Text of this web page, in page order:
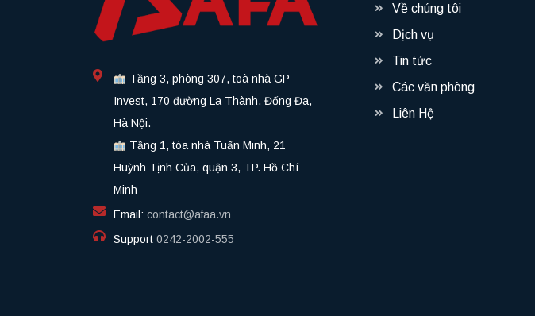
Tầng 3, phòng 307, toà nhà GP
Invest, 170 đường La Thành, Đống Đa,
Hà Nội.
Tầng 1, tòa nhà Tuấn Minh, 21
Huỳnh Tịnh Của, quận 3, TP. Hồ Chí
Minh
Email: contact@afaa.vn
Support 0242-2002-555​
Về chúng tôi
Dịch vụ
Tin tức
Các văn phòng
Liên Hệ